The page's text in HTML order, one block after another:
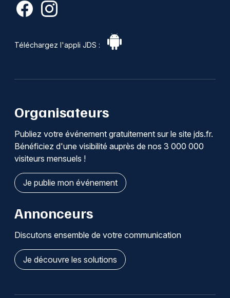
Téléchargez l'appli JDS :
Organisateurs
Publiez votre événement gratuitement sur le site jds.fr.
Bénéficiez d'une visibilité auprès de nos 3 000 000
visiteurs mensuels !
Je publie mon événement
Annonceurs
Discutons ensemble de votre communication
Je découvre les solutions